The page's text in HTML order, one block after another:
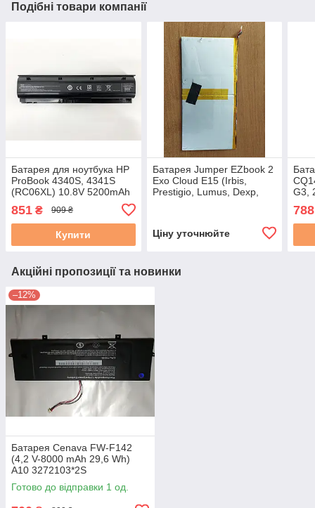
Подібні товари компанії
Батарея для ноутбука HP
ProBook 4340S, 4341S
(RC06XL) 10.8V 5200mAh
851 ₴ 909 ₴
Купити
Батарея Jumper EZbook 2
Exo Cloud E15 (Irbis,
Prestigio, Lumus, Dexp,
Ціну уточнюйте
G3,
788
Акційні пропозиції та новинки
–12%
Батарея Cenava FW-F142
(4,2 V-8000 mAh 29,6 Wh)
A10 3272103*2S
Готово до відправки 1 од.